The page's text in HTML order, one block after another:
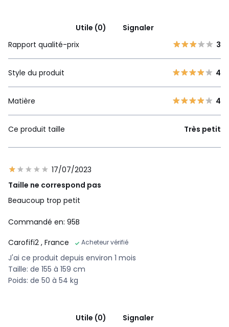
Utile (0)
Signaler
Rapport qualité-prix
3
Style du produit 4
Matière 4
Ce produit taille Très petit
17/07/2023
Taille ne correspond pas
Beaucoup trop petit
Commandé en: 95B
Carofifi2 , France Acheteur vérifié
J'ai ce produit depuis environ 1 mois
Taille: de 155 à 159 cm
Poids: de 50 à 54 kg
Utile (0)
Signaler